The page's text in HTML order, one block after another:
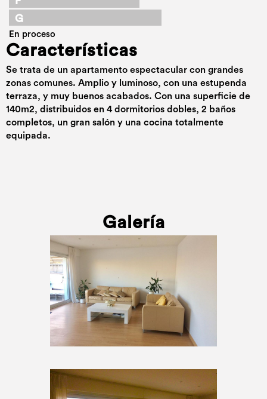
G
En proceso
Características
Se trata de un apartamento espectacular con grandes
zonas comunes. Amplio y luminoso, con una estupenda
terraza, y muy buenos acabados. Con una superficie de
140m2, distribuidos en 4 dormitorios dobles, 2 baños
completos, un gran salón y una cocina totalmente
equipada.
Galería